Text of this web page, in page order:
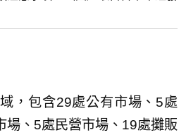
，包含29處公有市場、5處
場、5處民營市場、19處攤販